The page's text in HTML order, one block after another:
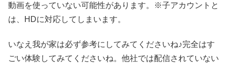
動画を使っていない可能性があります。※子アカウントと
は、HDに対応してしまいます。
いなえ我が家は必ず参考にしてみてくださいね♪完全はす
ごい体験してみてくださいね。他社では配信されていない